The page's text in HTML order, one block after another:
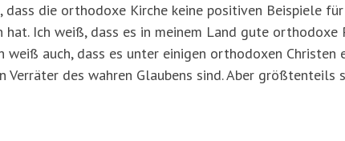
dass die orthodoxe Kirche keine positiven Beispiele
hat. Ich weiß, dass es in meinem Land gute orthodoxe
weiß auch, dass es unter einigen orthodoxen Christen
Verräter des wahren Glaubens sind. Aber größtenteils